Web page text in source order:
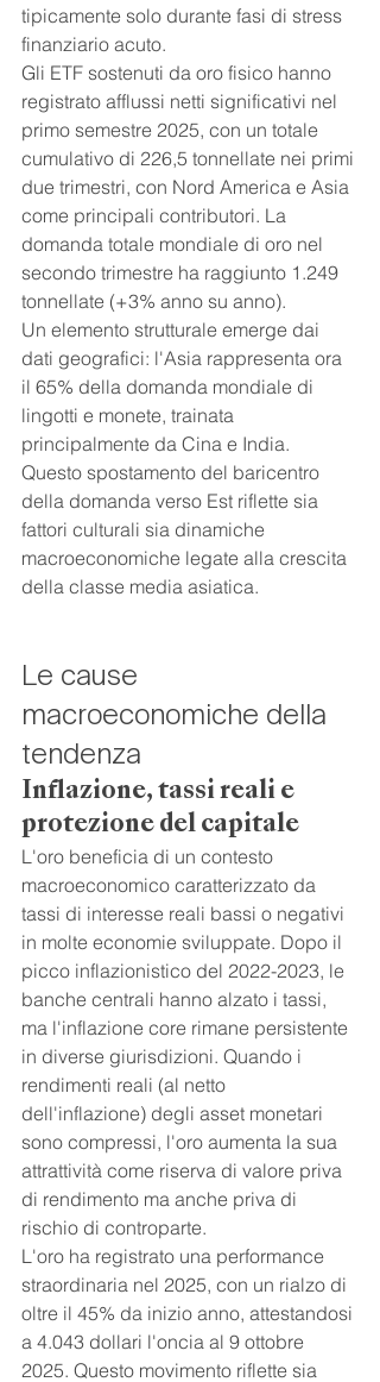
tipicamente solo durante fasi di stress
finanziario acuto.
Gli ETF sostenuti da oro fisico hanno
registrato afflussi netti significativi nel
primo semestre 2025, con un totale
cumulativo di 226,5 tonnellate nei primi
due trimestri, con Nord America e Asia
come principali contributori. La
domanda totale mondiale di oro nel
secondo trimestre ha raggiunto 1.249
tonnellate (+3% anno su anno).
Un elemento strutturale emerge dai
dati geografici: l'Asia rappresenta ora
il 65% della domanda mondiale di
lingotti e monete, trainata
principalmente da Cina e India.
Questo spostamento del baricentro
della domanda verso Est riflette sia
fattori culturali sia dinamiche
macroeconomiche legate alla crescita
della classe media asiatica.
Le cause
macroeconomiche della
tendenza
Inflazione, tassi reali e
protezione del capitale
L'oro beneficia di un contesto
macroeconomico caratterizzato da
tassi di interesse reali bassi o negativi
in molte economie sviluppate. Dopo il
picco inflazionistico del 2022-2023, le
banche centrali hanno alzato i tassi,
ma l'inflazione core rimane persistente
in diverse giurisdizioni. Quando i
rendimenti reali (al netto
dell'inflazione) degli asset monetari
sono compressi, l'oro aumenta la sua
attrattività come riserva di valore priva
di rendimento ma anche priva di
rischio di controparte.
L'oro ha registrato una performance
straordinaria nel 2025, con un rialzo di
oltre il 45% da inizio anno, attestandosi
a 4.043 dollari l'oncia al 9 ottobre
2025. Questo movimento riflette sia